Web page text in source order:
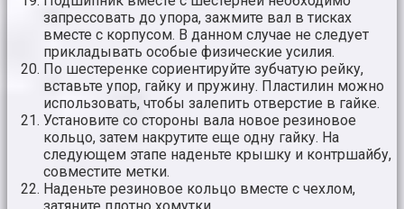
запрессовать до упора, зажмите вал в тисках
вместе с корпусом. В данном случае не следует
прикладывать особые физические усилия.
По шестеренке сориентируйте зубчатую рейку,
вставьте упор, гайку и пружину. Пластилин можно
использовать, чтобы залепить отверстие в гайке.
Установите со стороны вала новое резиновое
кольцо, затем накрутите еще одну гайку. На
следующем этапе наденьте крышку и контршайбу,
совместите метки.
Наденьте резиновое кольцо вместе с чехлом,